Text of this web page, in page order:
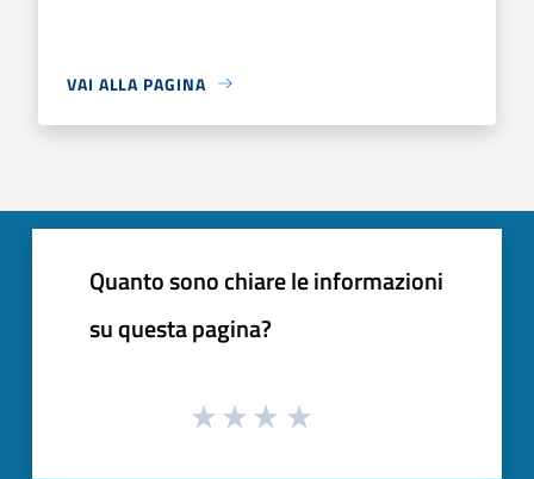
VAI ALLA PAGINA
Quanto sono chiare le informazioni
su questa pagina?